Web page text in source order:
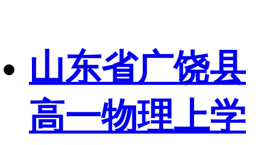
山东省广饶县
高一物理上学